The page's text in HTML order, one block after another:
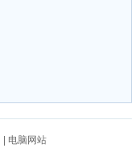
电脑网站